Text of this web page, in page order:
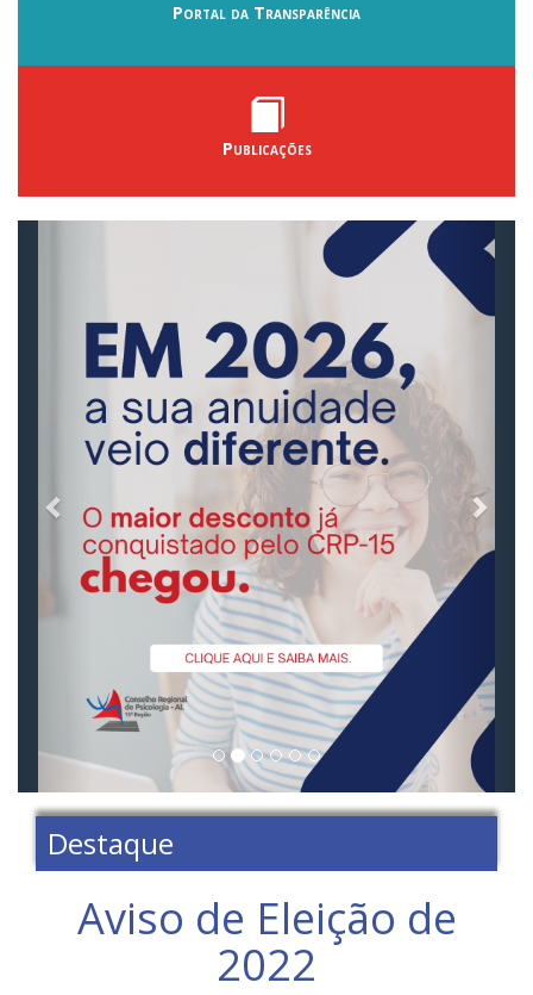
Portal da Transparência
Publicações
Destaque
Aviso de Eleição de
2022